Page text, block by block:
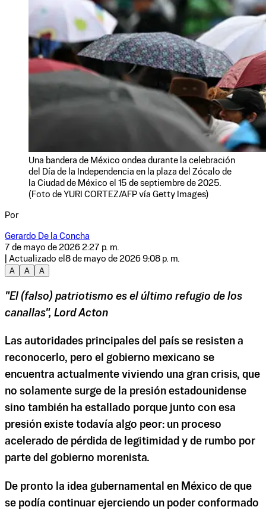
Una bandera de México ondea durante la celebración
del Día de la Independencia en la plaza del Zócalo de
la Ciudad de México el 15 de septiembre de 2025.
(Foto de YURI CORTEZ/AFP vía Getty Images)
Por
Gerardo De la Concha
7 de mayo de 2026 2:27 p. m.
| Actualizado el 8 de mayo de 2026 9:08 p. m.
A
A A
"El (falso) patriotismo es el último refugio de los
canallas", Lord Acton
Las autoridades principales del país se resisten a
reconocerlo, pero el gobierno mexicano se
encuentra actualmente viviendo una gran crisis, que
no solamente surge de la presión estadounidense
sino también ha estallado porque junto con esa
presión existe todavía algo peor: un proceso
acelerado de pérdida de legitimidad y de rumbo por
parte del gobierno morenista.
De pronto la idea gubernamental en México de que
se podía continuar ejerciendo un poder conformado